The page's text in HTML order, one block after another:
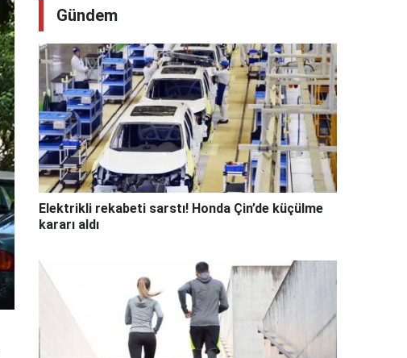
Gündem
Elektrikli rekabeti sarstı! Honda Çin’de küçülme
kararı aldı